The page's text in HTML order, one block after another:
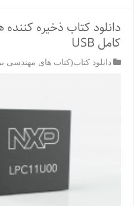
کامل USB
دانلود کتاب(کتاب های مهندسی